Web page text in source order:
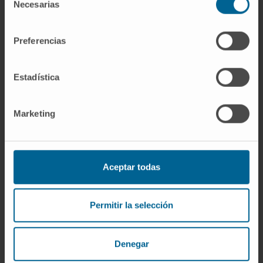
Necesarias
Preferencias
Estadística
Marketing
Aceptar todas
Permitir la selección
Denegar
Dextrina y glucógeno.
es el
muy ramificada. Cuando el glucógeno se
amilasa, aparecen fragmentos similares a las
dextrinas. En bioquímica se habla también de
que la α-amilasa deja al no poder cortar los
puntos de ramificación α-(1→6); la eliminación
posterior de esos residuos exige otras
enzimas específicas.
Preguntas frecuentes
¿De dónde viene la palabra